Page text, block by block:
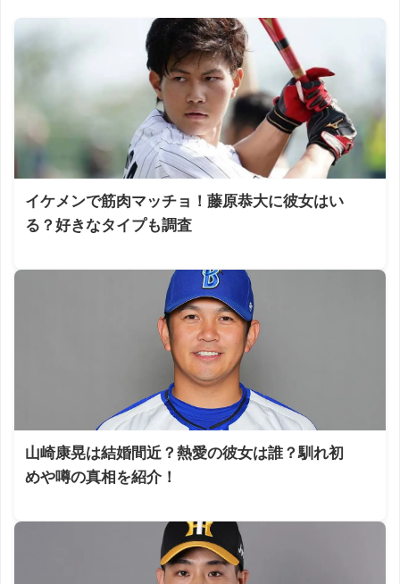
イケメンで筋肉マッチョ！藤原恭大に彼女はい
る？好きなタイプも調査
山崎康晃は結婚間近？熱愛の彼女は誰？馴れ初
めや噂の真相を紹介！